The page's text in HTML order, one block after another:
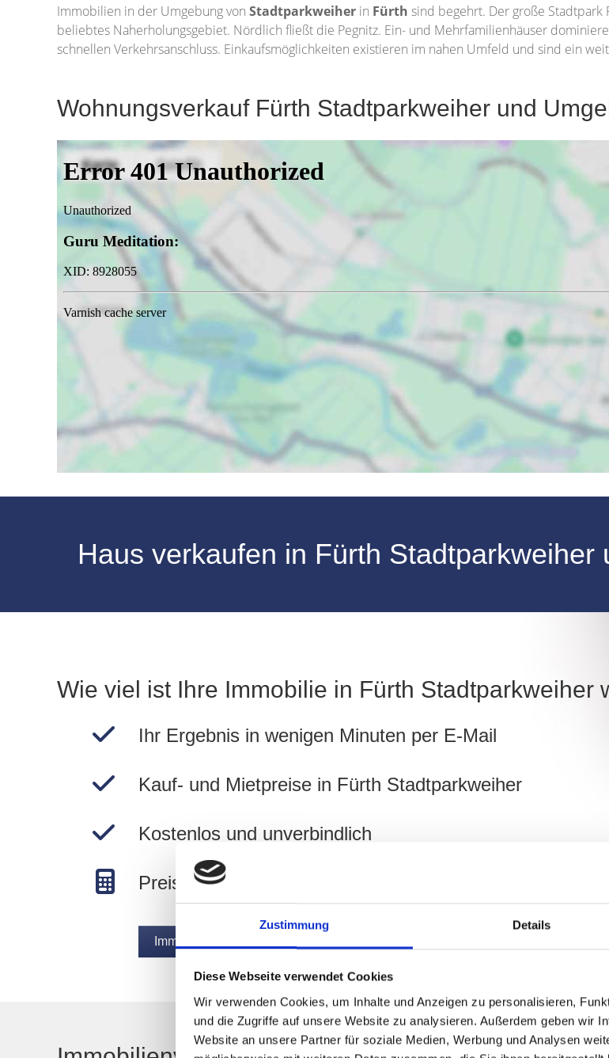
Zustimmung Details
Diese Webseite verwendet Cookies
Wir verwenden Cookies, um Inhalte und Anzeigen zu personalisieren,
und die Zugriffe auf unsere Website zu analysieren. Außerdem geben wir
Website an unsere Partner für soziale Medien, Werbung und Analysen
Immobilien in der Umgebung von Stadtparkweiher in Fürth sind begehrt. Der große
beliebtes Naherholungsgebiet. Nördlich fließt die Pegnitz. Ein- und Mehrfamilienhäuser
schnellen Verkehrsanschluss. Einkaufsmöglichkeiten existieren im nahen Umfeld und sind ein
Wohnungsverkauf Fürth Stadtparkweiher und
Haus verkaufen in Fürth
Wie viel ist Ihre Immobilie in Fürth Stadtparkweiher
Ihr Ergebnis in wenigen Minuten per E-Mail
Kauf- und Mietpreise in Fürth Stadtparkweiher
Kostenlos und unverbindlich
Preise in Fürth Stadtparkweiher berechnen!
Immobilie jetzt bewerten